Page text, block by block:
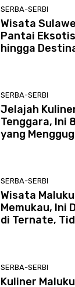
SERBA-SERBI
Wisata
Pantai
hingga
SERBA-SERBI
Jelajah
Tenggara, Ini
yang
SERBA-SERBI
Wisata
Memukau, Ini
di Ternate,
SERBA-SERBI
Kuliner